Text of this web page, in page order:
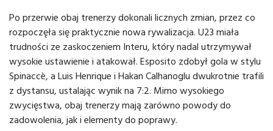
Po przerwie obaj trenerzy dokonali licznych zmian, przez co
rozpoczęła się praktycznie nowa rywalizacja. U23 miała
trudności ze zaskoczeniem Interu, który nadal utrzymywał
wysokie ustawienie i atakował. Esposito zdobył gola w stylu
Spinaccè, a Luis Henrique i Hakan Calhanoglu dwukrotnie trafili
z dystansu, ustalając wynik na 7:2. Mimo wysokiego
zwycięstwa, obaj trenerzy mają zarówno powody do
zadowolenia, jak i elementy do poprawy.